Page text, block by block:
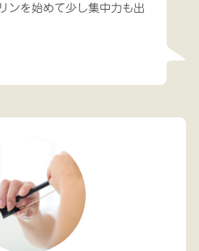
ンを始めて少し集中力も出